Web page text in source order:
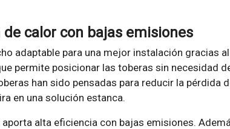
calor con bajas emisiones
adaptable para una mejor instalación gracias
permite posicionar las toberas sin necesidad
han sido pensadas para reducir la pérdida
en una solución estanca.
alta eficiencia con bajas emisiones.